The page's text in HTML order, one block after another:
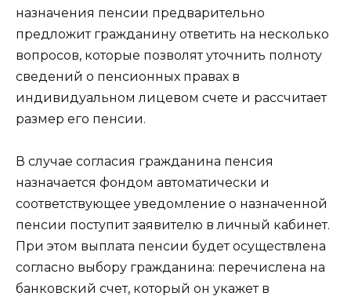
назначения пенсии предварительно
предложит гражданину ответить на несколько
вопросов, которые позволят уточнить полноту
сведений о пенсионных правах в
индивидуальном лицевом счете и рассчитает
размер его пенсии.
В случае согласия гражданина пенсия
назначается фондом автоматически и
соответствующее уведомление о назначенной
пенсии поступит заявителю в личный кабинет.
При этом выплата пенсии будет осуществлена
согласно выбору гражданина: перечислена на
банковский счет, который он укажет в